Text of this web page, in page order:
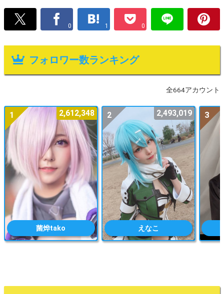
0 1 0
フォロワー数ランキング
全664アカウント
菌烨tako
1 2,612,348
えなこ
2 2,493,019 3